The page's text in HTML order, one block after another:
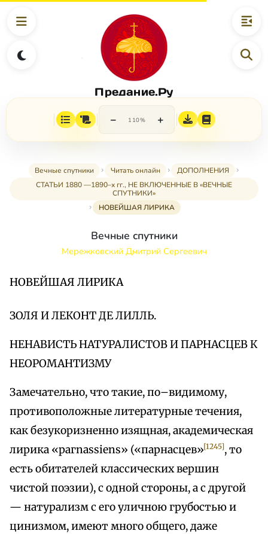
Предание.Ру
− 110% +
Вечные спутники Читать онлайн
ДОПОЛНЕНИЯ
СТАТЬИ 1880 —1890–х гг., НЕ ВКЛЮЧЕННЫЕ В «ВЕЧНЫЕ
СПУТНИКИ»
НОВЕЙШАЯ ЛИРИКА
Вечные спутники
Мережковский Дмитрий Сергеевич
НОВЕЙШАЯ ЛИРИКА
ЗОЛЯ И ЛЕКОНТ ДЕ ЛИЛЛЬ.
НЕНАВИСТЬ НАТУРАЛИСТОВ И ПАРНАСЦЕВ К
НЕОРОМАНТИЗМУ
Замечательно, что такие, по–видимому,
противоположные литературные течения,
как безукоризненно изящная, академическая
лирика «рагnassiens» («парнасцев»[1245], то
есть обитателей классических вершин
чистой поэзии), с одной стороны, а с другой
— натурализм с его уличною грубостью и
цинизмом, имеют много общего, даже